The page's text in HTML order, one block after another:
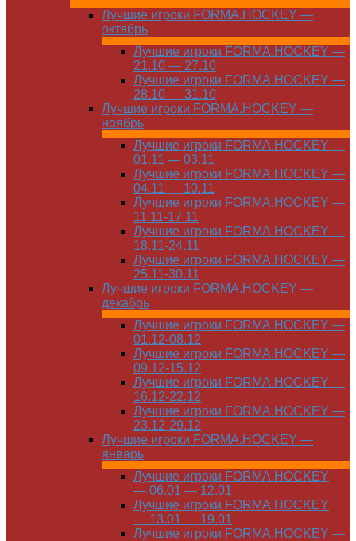
Лучшие игроки FORMA.HOCKEY —
октябрь
Лучшие игроки FORMA.HOCKEY —
21.10 — 27.10
Лучшие игроки FORMA.HOCKEY —
28.10 — 31.10
Лучшие игроки FORMA.HOCKEY —
ноябрь
Лучшие игроки FORMA.HOCKEY —
01.11 — 03.11
Лучшие игроки FORMA.HOCKEY —
04.11 — 10.11
Лучшие игроки FORMA.HOCKEY —
11.11-17.11
Лучшие игроки FORMA.HOCKEY —
18.11-24.11
Лучшие игроки FORMA.HOCKEY —
25.11-30.11
Лучшие игроки FORMA.HOCKEY —
декабрь
Лучшие игроки FORMA.HOCKEY —
01.12-08.12
Лучшие игроки FORMA.HOCKEY —
09.12-15.12
Лучшие игроки FORMA.HOCKEY —
16.12-22.12
Лучшие игроки FORMA.HOCKEY —
23.12-29.12
Лучшие игроки FORMA.HOCKEY —
январь
Лучшие игроки FORMA.HOCKEY
— 06.01 — 12.01
Лучшие игроки FORMA.HOCKEY
— 13.01 — 19.01
Лучшие игроки FORMA.HOCKEY —